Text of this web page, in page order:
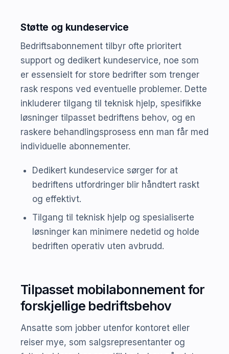
Støtte og kundeservice
Bedriftsabonnement tilbyr ofte prioritert
support og dedikert kundeservice, noe som
er essensielt for store bedrifter som trenger
rask respons ved eventuelle problemer. Dette
inkluderer tilgang til teknisk hjelp, spesifikke
løsninger tilpasset bedriftens behov, og en
raskere behandlingsprosess enn man får med
individuelle abonnementer.
Dedikert kundeservice sørger for at
bedriftens utfordringer blir håndtert raskt
og effektivt.
Tilgang til teknisk hjelp og spesialiserte
løsninger kan minimere nedetid og holde
bedriften operativ uten avbrudd.
Tilpasset mobilabonnement for
forskjellige bedriftsbehov
Ansatte som jobber utenfor kontoret eller
reiser mye, som salgsrepresentanter og